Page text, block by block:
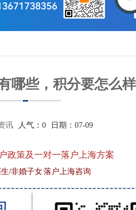
哪些，积分要怎么
讯人气： 0日期：07-09
政策及一对一落户上海方案
/非婚子女 落户上海咨询